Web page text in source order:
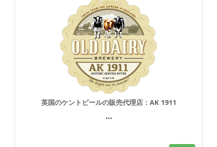
英国のケントビールの販売代理店：AK 1911
…